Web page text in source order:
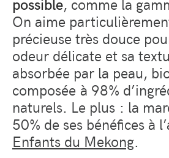
On aime
précieuse très douce
odeur délicate et sa
absorbée par la peau,
composée à 98%
naturels. Le plus : la
50% de ses bénéfices à
Enfants du Mekong.